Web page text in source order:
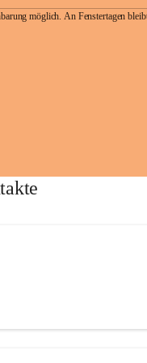
möglich. An Fenstertagen